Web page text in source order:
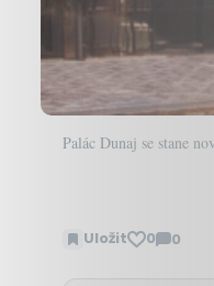
Palác Dunaj se stane
Uložit 0 0
Zobrazit